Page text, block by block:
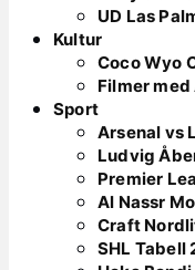
UD Las
Kultur
Coco Wyo
Filmer
Sport
Arsenal vs
Ludvig
Premier
Al Nassr
Craft
SHL Tabell